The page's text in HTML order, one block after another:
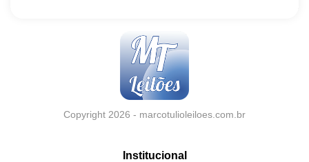
Copyright 2026 - marcotulioleiloes.com.br
Institucional